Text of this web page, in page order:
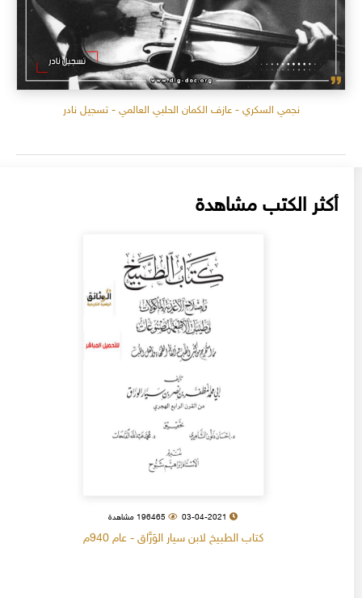
نجمي السكري - عازف الكمان الحلبي العالمي - تسجيل نادر
أكثر الكتب مشاهدة
03-04-2021 196465 مشاهدة
كتاب الطبيخ لابن سيار الوَرَّاق - عام 940م